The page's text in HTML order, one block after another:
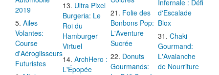
2019
Ailes
Volantes:
Course
d'Aéroglisseurs
Futuristes
Ultra Pixel
Burgeria: Le
Roi du
Hamburger
Virtuel
ArchHero :
L'Épopée
Folie des
Bonbons Pop:
L'Aventure
Sucrée
Donuts
Gourmands:
Infernale : Défi
d'Escalade
Blox
Chaki
Gourmand:
L'Avalanche
de Nourriture